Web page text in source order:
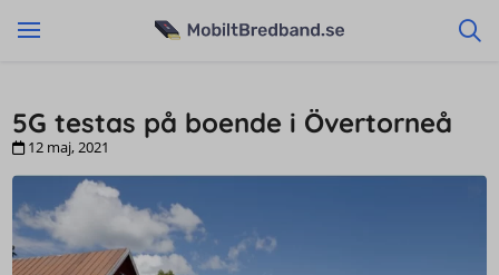
5G testas på boende i Övertorneå
12 maj, 2021